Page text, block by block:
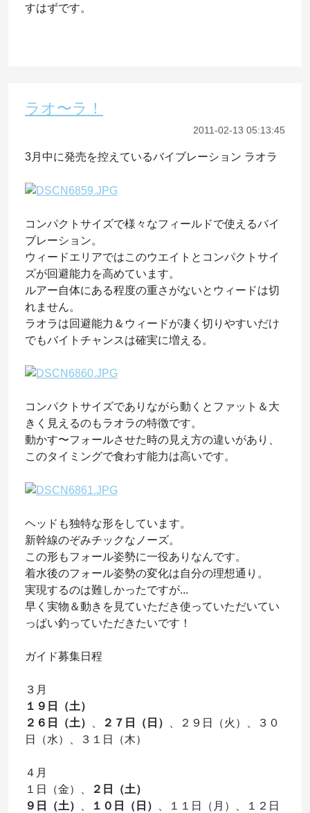
すはずです。
ラオ〜ラ！
2011-02-13 05:13:45
3月中に発売を控えているバイブレーション ラオラ
コンパクトサイズで様々なフィールドで使えるバイ
ブレーション。
ウィードエリアではこのウエイトとコンパクトサイ
ズが回避能力を高めています。
ルアー自体にある程度の重さがないとウィードは切
れません。
ラオラは回避能力＆ウィードが凄く切りやすいだけ
でもバイトチャンスは確実に増える。
コンパクトサイズでありながら動くとファット＆大
きく見えるのもラオラの特徴です。
動かす〜フォールさせた時の見え方の違いがあり、
このタイミングで食わす能力は高いです。
ヘッドも独特な形をしています。
新幹線のぞみチックなノーズ。
この形もフォール姿勢に一役ありなんです。
着水後のフォール姿勢の変化は自分の理想通り。
実現するのは難しかったですが...
早く実物＆動きを見ていただき使っていただいてい
っぱい釣っていただきたいです！
ガイド募集日程
３月
１９日（土）
２６日（土）
２７日（日）
、２９日（火）、３０
日（水）、３１日（木）
４月
１日（金）、
２日（土）
９日（土）
１０日（日）
、１１日（月）、１２日